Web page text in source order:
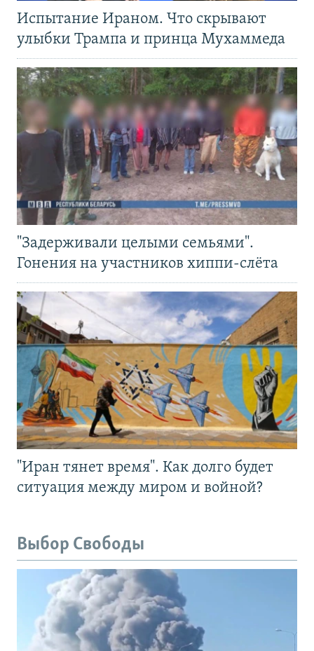
Испытание Ираном. Что скрывают
улыбки Трампа и принца Мухаммеда
"Задерживали целыми семьями".
Гонения на участников хиппи-слёта
"Иран тянет время". Как долго будет
ситуация между миром и войной?
Выбор Свободы